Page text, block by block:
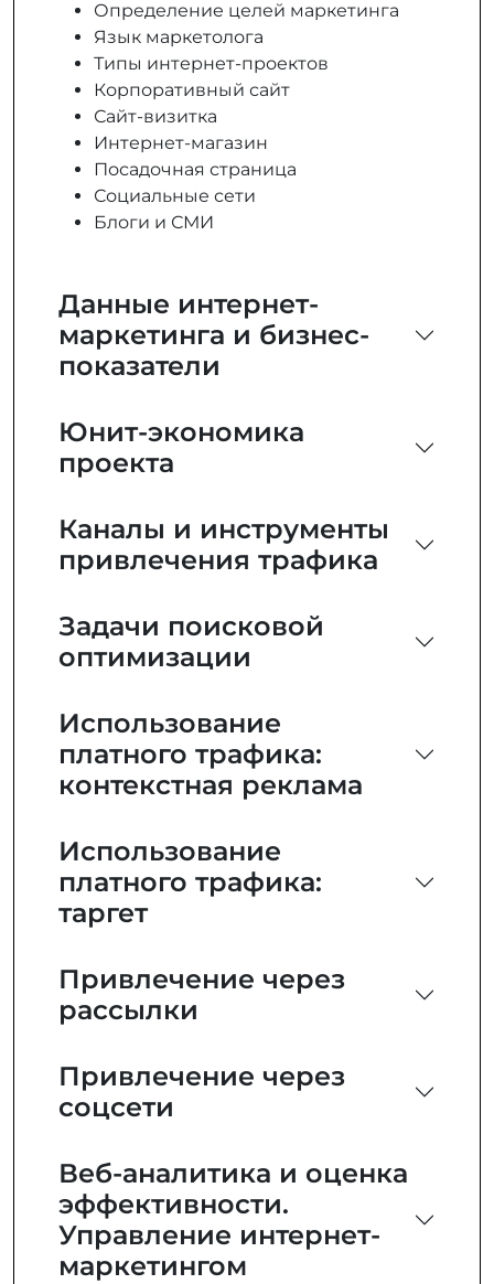
Определение целей маркетинга
Язык маркетолога
Типы интернет-проектов
Корпоративный сайт
Сайт-визитка
Интернет-магазин
Посадочная страница
Социальные сети
Блоги и СМИ
Данные интернет-
маркетинга и бизнес-
показатели
Юнит-экономика
проекта
Каналы и инструменты
привлечения трафика
Задачи поисковой
оптимизации
Использование
платного трафика:
контекстная реклама
Использование
платного трафика:
таргет
Привлечение через
рассылки
Привлечение через
соцсети
Веб-аналитика и оценка
эффективности.
Управление интернет-
маркетингом